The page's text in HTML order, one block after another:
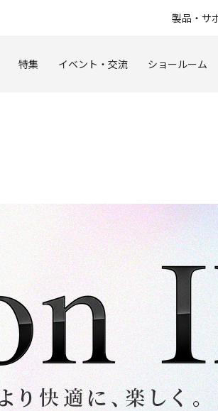
製品・サ
特集 イベント・交流 ショールーム